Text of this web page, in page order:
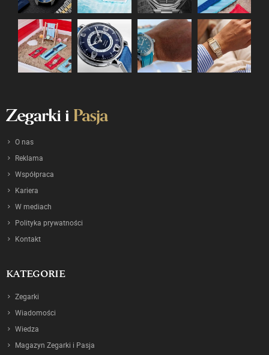
O nas
Reklama
Współpraca
Kariera
W mediach
Polityka prywatności
Kontakt
KATEGORIE
Zegarki
Wiadomości
Wiedza
Magazyn Zegarki i Pasja